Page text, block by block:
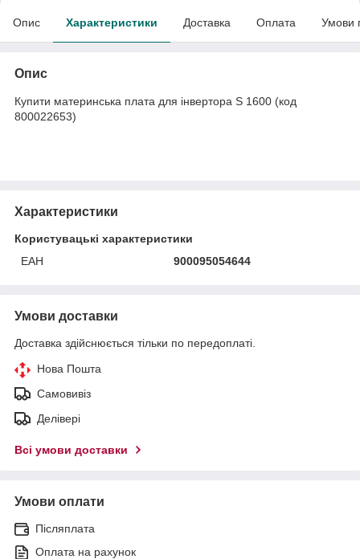
Опис Характеристики Доставка Оплата Умови
Опис
Купити материнська плата для інвертора S 1600 (код
800022653)
Характеристики
Користувацькі характеристики
ЕАН
900095054644
Умови доставки
Доставка здійснюється тільки по передоплаті.
Нова Пошта
Самовивіз
Делівері
Всі умови доставки
Умови оплати
Післяплата
Оплата на рахунок